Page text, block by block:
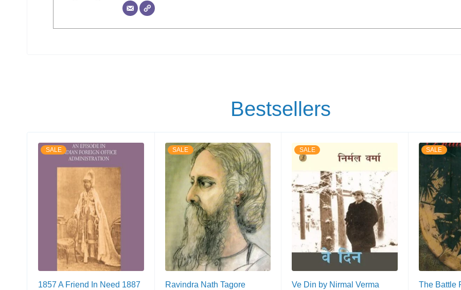
Bestsellers
SALE
1857 A Friend In Need 1887
SALE
Ravindra Nath Tagore
SALE
Ve Din by Nirmal Verma
SALE
The Battle